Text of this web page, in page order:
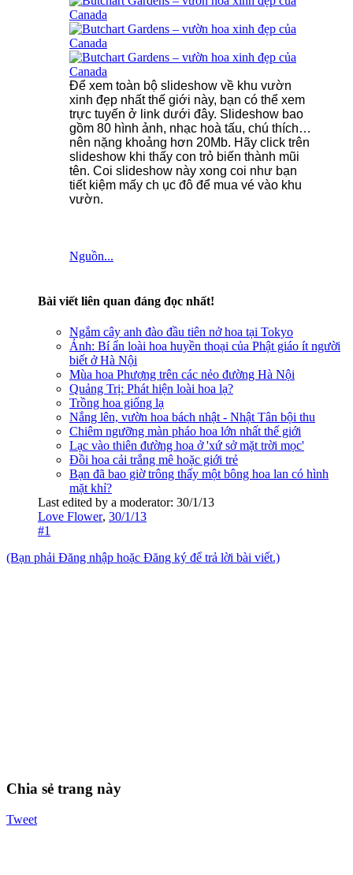
Để xem toàn bộ slideshow về khu vườn
xinh đẹp nhất thế giới này, bạn có thể xem
trực tuyến ở link dưới đây. Slideshow bao
gồm 80 hình ảnh, nhạc hoà tấu, chú thích…
nên nặng khoảng hơn 20Mb. Hãy click trên
slideshow khi thấy con trỏ biến thành mũi
tên. Coi slideshow này xong coi như bạn
tiết kiệm mấy ch ục đô để mua vé vào khu
vườn.
Nguồn...
Bài viết liên quan đáng đọc nhất!
Ngắm cây anh đào đầu tiên nở hoa tại Tokyo
Ảnh: Bí ẩn loài hoa huyền thoại của Phật giáo ít người
biết ở Hà Nội
Mùa hoa Phượng trên các nẻo đường Hà Nội
Quảng Trị: Phát hiện loài hoa lạ?
Trồng hoa giống lạ
Nắng lên, vườn hoa bách nhật - Nhật Tân bội thu
Chiêm ngưỡng màn pháo hoa lớn nhất thế giới
Lạc vào thiên đường hoa ở 'xứ sở mặt trời mọc'
Đồi hoa cải trắng mê hoặc giới trẻ
Bạn đã bao giờ trông thấy một bông hoa lan có hình
mặt khỉ?
Last edited by a moderator: 30/1/13
Love Flower, 30/1/13
#1
(Bạn phải Đăng nhập hoặc Đăng ký để trả lời bài viết.)
Chia sẻ trang này
Tweet